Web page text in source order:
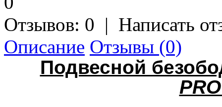
Отзывов: 0 | Написать
Описание Отзывы (0)
Подвесной